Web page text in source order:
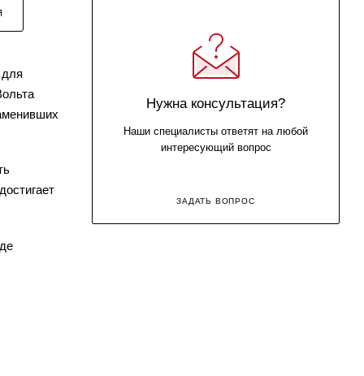
Нужна консультация?
Наши специалисты ответят на любой
интересующий вопрос
ЗАДАТЬ ВОПРОС